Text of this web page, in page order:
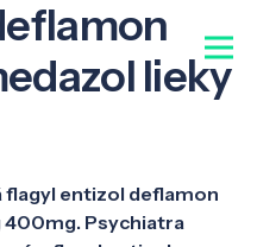
lieky
flagyl entizol deflamon
Psychiatra